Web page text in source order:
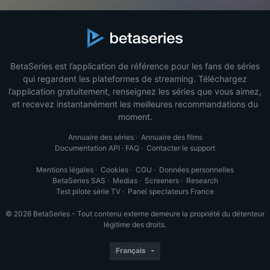
BetaSeries est l’application de référence pour les fans de séries
qui regardent les plateformes de streaming. Téléchargez
l’application gratuitement, renseignez les séries que vous aimez,
et recevez instantanément les meilleures recommandations du
moment.
Annuaire des séries· Annuaire des films
Documentation API · FAQ · Contacter le support
Mentions légales · Cookies · CGU · Données personnelles
BetaSeries SAS · Medias· Screeners· Research
Test pilote série TV · Panel spectateurs France
© 2026 BetaSeries - Tout contenu externe demeure la propriété du détenteur
légitime des droits.
Français